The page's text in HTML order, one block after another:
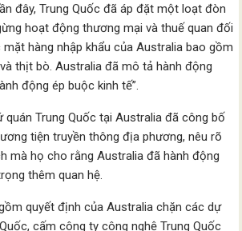
đây, Trung Quốc đã áp đặt một loạt đòn
hoạt động thương mại và thuế quan đối
hàng nhập khẩu của Australia bao gồm
thịt bò. Australia đã mô tả hành động
động ép buộc kinh tế”.
quán Trung Quốc tại Australia đã công bố
tiện truyền thông địa phương, nêu rõ
mà họ cho rằng Australia đã hành động
thêm quan hệ.
quyết định của Australia chặn các dự
cấm công ty công nghệ Trung Quốc